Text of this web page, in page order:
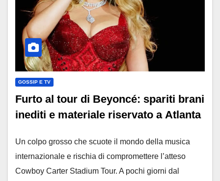
GOSSIP E TV
Furto al tour di Beyoncé: spariti brani
inediti e materiale riservato a Atlanta
Un colpo grosso che scuote il mondo della musica
internazionale e rischia di compromettere l’atteso
Cowboy Carter Stadium Tour. A pochi giorni dal